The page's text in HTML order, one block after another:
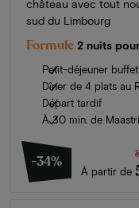
château avec tout
sud du Limbourg
Formule 2 nuits
Petit-déjeuner
Dîner de 4 plats au
Départ tardif
À 30 min. de
-34%
À partir de